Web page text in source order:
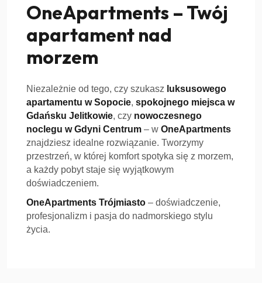
OneApartments – Twój
apartament nad
morzem
Niezależnie od tego, czy szukasz luksusowego
apartamentu w Sopocie,spokojnego miejsca w
Gdańsku Jelitkowie, czy nowoczesnego
noclegu w Gdyni Centrum – wOneApartments
znajdziesz idealne rozwiązanie. Tworzymy
przestrzeń, w której komfort spotyka się z morzem,
a każdy pobyt staje się wyjątkowym
doświadczeniem.
OneApartments Trójmiasto – doświadczenie,
profesjonalizm i pasja do nadmorskiego stylu
życia.